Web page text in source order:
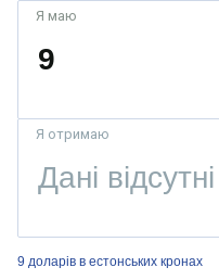
9 доларів в естонських кронах
Я маю
Я отримаю